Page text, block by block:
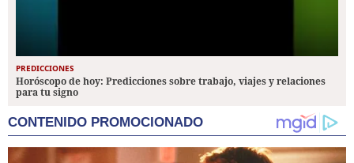
PREDICCIONES
Horóscopo de hoy: Predicciones sobre trabajo, viajes y relaciones
para tu signo
CONTENIDO PROMOCIONADO